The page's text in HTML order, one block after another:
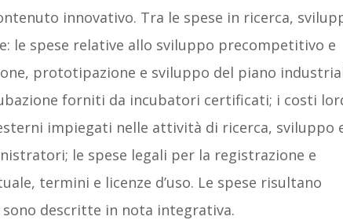
innovativo. Tra le spese in ricerca,
le spese relative allo sviluppo precompetitivo e
prototipazione e sviluppo del piano
forniti da incubatori certificati; i costi
impiegati nelle attività di ricerca, sviluppo
le spese legali per la registrazione e
termini e licenze d’uso. Le spese risultano
descritte in nota integrativa.